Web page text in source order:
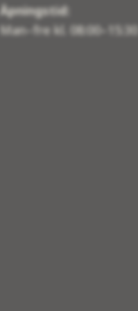
Åpningstid:
Man–fre kl. 08:00–15:30